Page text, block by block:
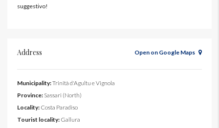
suggestivo!
Address Open on Google Maps
Municipality:Trinità d'Agultu e Vignola
Province: Sassari (North)
Locality: Costa Paradiso
Tourist locality: Gallura